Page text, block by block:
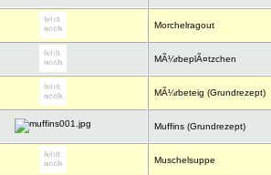
Morchelragout
MÃ¼rbeplÃ¤tzchen
MÃ¼rbeteig (Grundrezept)
Muffins (Grundrezept)
Muschelsuppe